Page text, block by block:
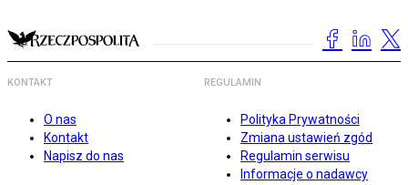
KONTAKT
O nas
Kontakt
Napisz do nas
REGULAMIN
Polityka Prywatności
Zmiana ustawień zgód
Regulamin serwisu
Informacje o nadawcy